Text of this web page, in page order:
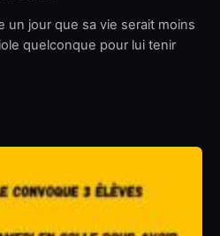
un jour que sa vie serait moins
quelconque pour lui tenir